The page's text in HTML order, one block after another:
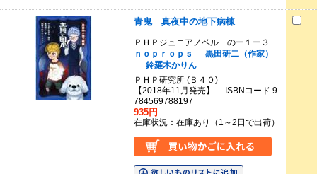
青鬼 真夜中の地下病棟
ＰＨＰジュニアノベル のー１ー３
ｎｏｐｒｏｐｓ
黒田研二（作家）
鈴羅木かりん
ＰＨＰ研究所 (Ｂ４０)
【2018年11月発売】 ISBNコード 9
784569788197
935円
在庫状況：在庫あり（1～2日で出荷）